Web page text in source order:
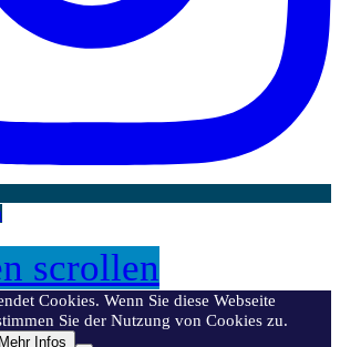
scrollen
Cookies. Wenn Sie diese Webseite
Sie der Nutzung von Cookies zu.
Mehr Infos